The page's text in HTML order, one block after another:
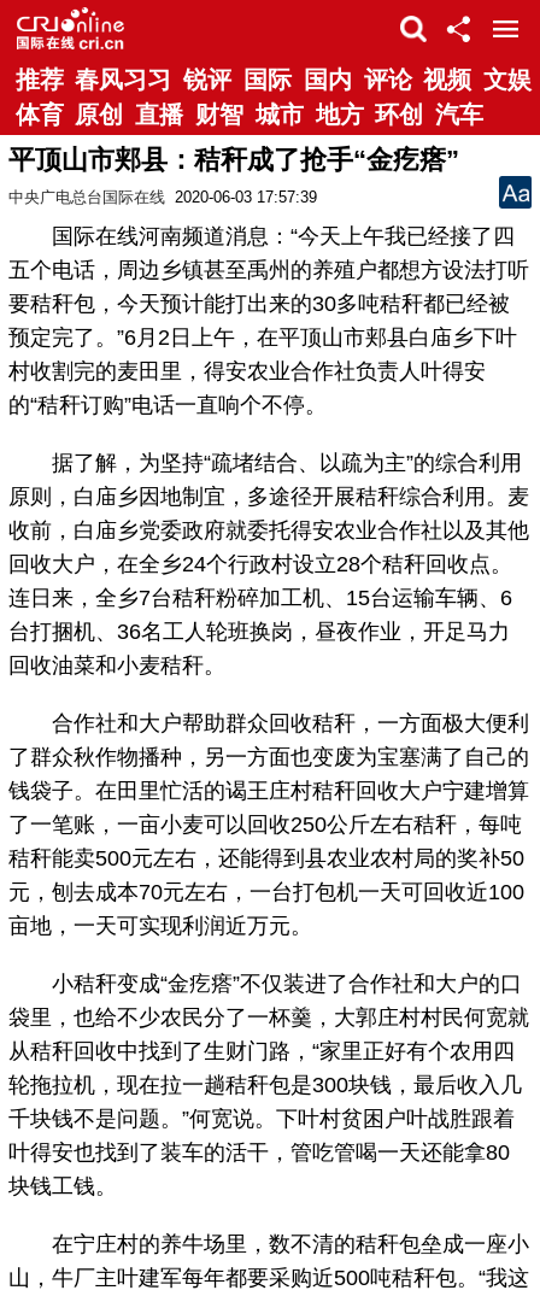
推荐 春风习习 锐评 国际 国内 评论 视频 文娱
体育 原创 直播 财智 城市 地方 环创 汽车
平顶山市郏县：秸秆成了抢手“金疙瘩”
中央广电总台国际在线 2020-06-03 17:57:39
国际在线河南频道消息：“今天上午我已经接了四
五个电话，周边乡镇甚至禹州的养殖户都想方设法打听
要秸秆包，今天预计能打出来的30多吨秸秆都已经被
预定完了。”6月2日上午，在平顶山市郏县白庙乡下叶
村收割完的麦田里，得安农业合作社负责人叶得安
的“秸秆订购”电话一直响个不停。
据了解，为坚持“疏堵结合、以疏为主”的综合利用
原则，白庙乡因地制宜，多途径开展秸秆综合利用。麦
收前，白庙乡党委政府就委托得安农业合作社以及其他
回收大户，在全乡24个行政村设立28个秸秆回收点。
连日来，全乡7台秸秆粉碎加工机、15台运输车辆、6
台打捆机、36名工人轮班换岗，昼夜作业，开足马力
回收油菜和小麦秸秆。
合作社和大户帮助群众回收秸秆，一方面极大便利
了群众秋作物播种，另一方面也变废为宝塞满了自己的
钱袋子。在田里忙活的谒王庄村秸秆回收大户宁建增算
了一笔账，一亩小麦可以回收250公斤左右秸秆，每吨
秸秆能卖500元左右，还能得到县农业农村局的奖补50
元，刨去成本70元左右，一台打包机一天可回收近100
亩地，一天可实现利润近万元。
小秸秆变成“金疙瘩”不仅装进了合作社和大户的口
袋里，也给不少农民分了一杯羹，大郭庄村村民何宽就
从秸秆回收中找到了生财门路，“家里正好有个农用四
轮拖拉机，现在拉一趟秸秆包是300块钱，最后收入几
千块钱不是问题。”何宽说。下叶村贫困户叶战胜跟着
叶得安也找到了装车的活干，管吃管喝一天还能拿80
块钱工钱。
在宁庄村的养牛场里，数不清的秸秆包垒成一座小
山，牛厂主叶建军每年都要采购近500吨秸秆包。“我这